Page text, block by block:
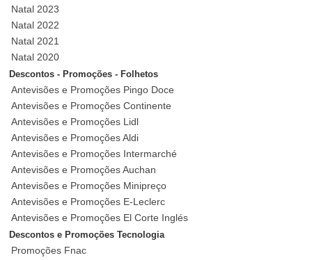
Natal 2023
Natal 2022
Natal 2021
Natal 2020
Descontos - Promoções - Folhetos
Antevisões e Promoções Pingo Doce
Antevisões e Promoções Continente
Antevisões e Promoções Lidl
Antevisões e Promoções Aldi
Antevisões e Promoções Intermarché
Antevisões e Promoções Auchan
Antevisões e Promoções Minipreço
Antevisões e Promoções E-Leclerc
Antevisões e Promoções El Corte Inglés
Descontos e Promoções Tecnologia
Promoções Fnac